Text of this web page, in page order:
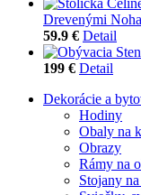
Drevenými
59.9 € Detail
199 € Detail
Dekorácie a
Hodiny
Obaly na
Obrazy
Rámy na
Stojany